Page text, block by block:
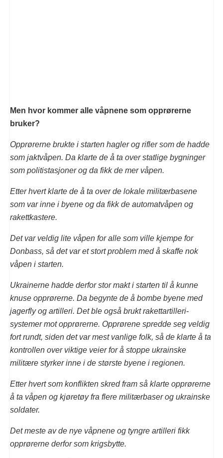
Men hvor kommer alle våpnene som opprørerne
bruker?
Opprørerne brukte i starten hagler og rifler som de hadde
som jaktvåpen. Da klarte de å ta over statlige bygninger
som politistasjoner og da fikk de mer våpen.
Etter hvert klarte de å ta over de lokale militærbasene
som var inne i byene og da fikk de automatvåpen og
rakettkastere.
Det var veldig lite våpen for alle som ville kjempe for
Donbass, så det var et stort problem med å skaffe nok
våpen i starten.
Ukrainerne hadde derfor stor makt i starten til å kunne
knuse opprørerne. Da begynte de å bombe byene med
jagerfly og artilleri. Det ble også brukt rakettartilleri-
systemer mot opprørerne. Opprørene spredde seg veldig
fort rundt, siden det var mest vanlige folk, så de klarte å ta
kontrollen over viktige veier for å stoppe ukrainske
militære styrker inne i de største byene i regionen.
Etter hvert som konflikten skred fram så klarte opprørerne
å ta våpen og kjøretøy fra flere militærbaser og ukrainske
soldater.
Det meste av de nye våpnene og tyngre artilleri fikk
opprørerne derfor som krigsbytte.